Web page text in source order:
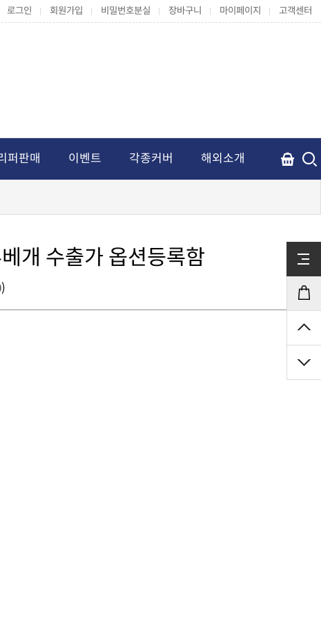
로그인 회원가입 비밀번호분실 장바구니 마이페이지 고객센터
퍼판매 이벤트 각종커버 해외소개
개 수출가 옵션등록함
)